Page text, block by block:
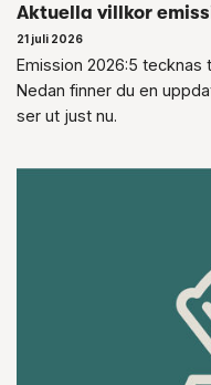
Aktuella villkor
21 juli 2026
Emission 2026:5 tecknas
Nedan finner du en
ser ut just nu.